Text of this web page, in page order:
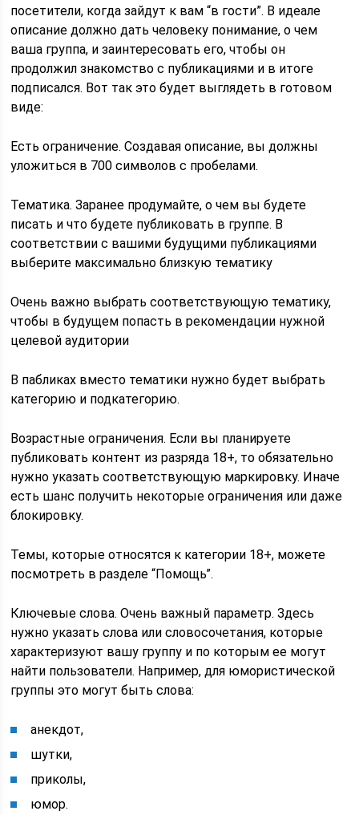
посетители, когда зайдут к вам “в гости”. В идеале
описание должно дать человеку понимание, о чем
ваша группа, и заинтересовать его, чтобы он
продолжил знакомство с публикациями и в итоге
подписался. Вот так это будет выглядеть в готовом
виде:
Есть ограничение. Создавая описание, вы должны
уложиться в 700 символов с пробелами.
Тематика. Заранее продумайте, о чем вы будете
писать и что будете публиковать в группе. В
соответствии с вашими будущими публикациями
выберите максимально близкую тематику
Очень важно выбрать соответствующую тематику,
чтобы в будущем попасть в рекомендации нужной
целевой аудитории
В пабликах вместо тематики нужно будет выбрать
категорию и подкатегорию.
Возрастные ограничения. Если вы планируете
публиковать контент из разряда 18+, то обязательно
нужно указать соответствующую маркировку. Иначе
есть шанс получить некоторые ограничения или даже
блокировку.
Темы, которые относятся к категории 18+, можете
посмотреть в разделе “Помощь”.
Ключевые слова. Очень важный параметр. Здесь
нужно указать слова или словосочетания, которые
характеризуют вашу группу и по которым ее могут
найти пользователи. Например, для юмористической
группы это могут быть слова:
анекдот,
шутки,
приколы,
юмор.